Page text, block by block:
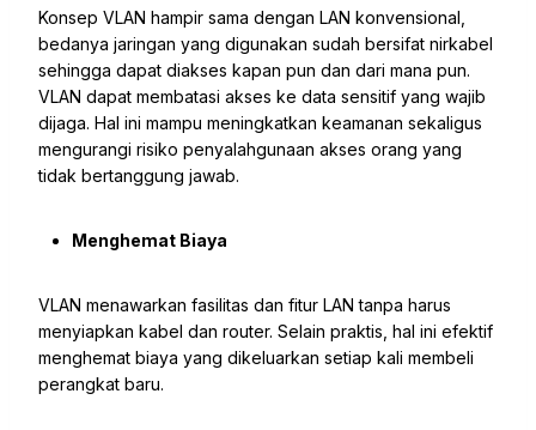
Konsep VLAN hampir sama dengan LAN konvensional,
bedanya jaringan yang digunakan sudah bersifat nirkabel
sehingga dapat diakses kapan pun dan dari mana pun.
VLAN dapat membatasi akses ke data sensitif yang wajib
dijaga. Hal ini mampu meningkatkan keamanan sekaligus
mengurangi risiko penyalahgunaan akses orang yang
tidak bertanggung jawab.
Menghemat Biaya
VLAN menawarkan fasilitas dan fitur LAN tanpa harus
menyiapkan kabel dan router. Selain praktis, hal ini efektif
menghemat biaya yang dikeluarkan setiap kali membeli
perangkat baru.